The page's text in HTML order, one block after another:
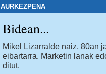
AURKEZPENA
Bidean...
Mikel Lizarralde naiz, 80an
eibartarra. Marketin lanak
ditut.